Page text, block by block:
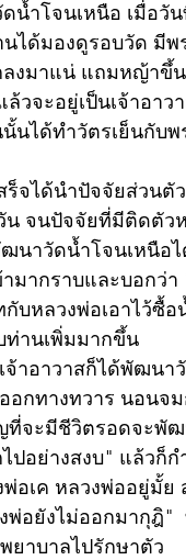
น้ำโจนเหนือ เมื่อวั
ได้มองดูรอบวัด มี
งมาแน่ แถมหญ้าขึ้
วจะอยู่เป็นเจ้าอา
นั้นได้ทำวัตรเย็นกั
ร็จได้นำปัจจัยส่วน
จนปัจจัยที่มีติดตัว
นาวัดน้ำโจนเหนือ
มากราบและบอกว่
บหลวงพ่อเอาไว้
ท่านเพิ่มมากขึ้น
าอาวาสก็ได้พัฒนา
อกทางทวาร นอนจ
จะมีชีวิตรอดจะพั
อย่างสงบ" แล้วก็
อเค หลวงพ่ออยู่มั้
พ่อยังไม่ออกมากุฎิ
ยาบาลไปรักษาตัว